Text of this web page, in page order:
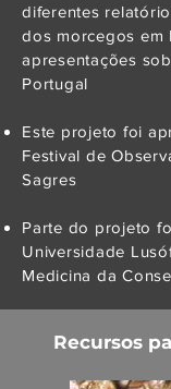
diferentes
dos morcegos em
apresentações
Portugal
Este projeto foi
Festival de
Sagres
Parte do projeto
Universidade
Medicina da
Recursos